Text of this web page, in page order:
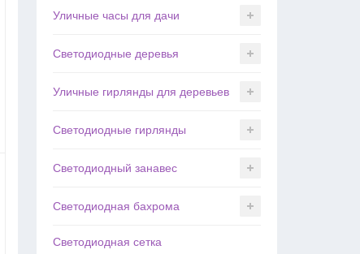
Уличные часы для дачи
Светодиодные деревья
Уличные гирлянды для деревьев
Светодиодные гирлянды
Светодиодный занавес
Светодиодная бахрома
Светодиодная сетка